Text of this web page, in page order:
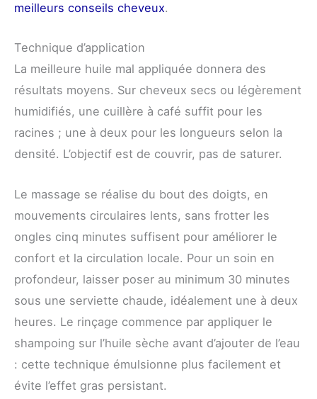
meilleurs conseils cheveux.
Technique d’application
La meilleure huile mal appliquée donnera des
résultats moyens. Sur cheveux secs ou légèrement
humidifiés, une cuillère à café suffit pour les
racines ; une à deux pour les longueurs selon la
densité. L’objectif est de couvrir, pas de saturer.
Le massage se réalise du bout des doigts, en
mouvements circulaires lents, sans frotter les
ongles cinq minutes suffisent pour améliorer le
confort et la circulation locale. Pour un soin en
profondeur, laisser poser au minimum 30 minutes
sous une serviette chaude, idéalement une à deux
heures. Le rinçage commence par appliquer le
shampoing sur l’huile sèche avant d’ajouter de l’eau
: cette technique émulsionne plus facilement et
évite l’effet gras persistant.